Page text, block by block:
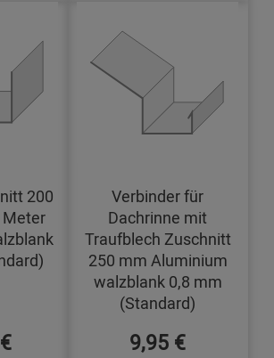
200
Meter
Verbinder für
Dachrinne mit
Traufblech Zuschnitt
250 mm Aluminium
walzblank 0,8 mm
(Standard)
9,95 €